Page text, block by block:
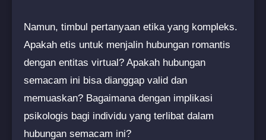
Namun, timbul pertanyaan etika yang kompleks.
Apakah etis untuk menjalin hubungan romantis
dengan entitas virtual? Apakah hubungan
semacam ini bisa dianggap valid dan
memuaskan? Bagaimana dengan implikasi
psikologis bagi individu yang terlibat dalam
hubungan semacam ini?